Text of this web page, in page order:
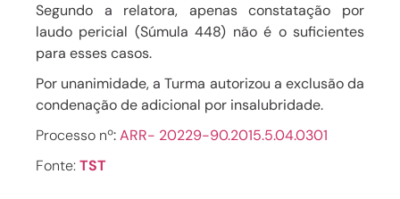
Segundo a relatora, apenas constatação por
laudo pericial (Súmula 448) não é o suficientes
para esses casos.
Por unanimidade, a Turma autorizou a exclusão da
condenação de adicional por insalubridade.
Processo nº:ARR- 20229-90.2015.5.04.0301
Fonte:TST